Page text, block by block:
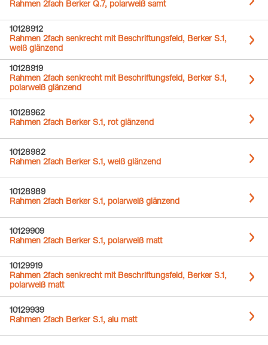
Rahmen 2fach Berker Q.7, polarweiß samt
10128912
Rahmen 2fach senkrecht mit Beschriftungsfeld, Berker S.1,
weiß glänzend
10128919
Rahmen 2fach senkrecht mit Beschriftungsfeld, Berker S.1,
polarweiß glänzend
10128962
Rahmen 2fach Berker S.1, rot glänzend
10128982
Rahmen 2fach Berker S.1, weiß glänzend
10128989
Rahmen 2fach Berker S.1, polarweiß glänzend
10129909
Rahmen 2fach Berker S.1, polarweiß matt
10129919
Rahmen 2fach senkrecht mit Beschriftungsfeld, Berker S.1,
polarweiß matt
10129939
Rahmen 2fach Berker S.1, alu matt